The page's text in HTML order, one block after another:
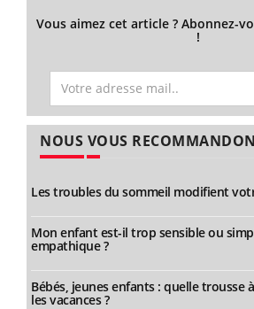
Vous aimez cet article ? Abonnez-
!
NOUS VOUS
Les troubles du sommeil modifient
Mon enfant est-il trop sensible ou
empathique ?
Bébés, jeunes enfants : quelle trousse
les vacances ?